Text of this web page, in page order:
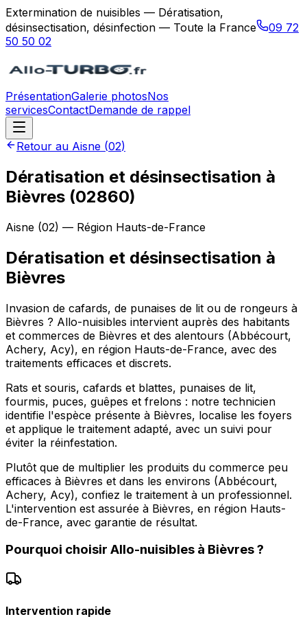
Extermination de nuisibles — Dératisation,
désinsectisation, désinfection — Toute la France
09 72
50 50 02
PrésentationGalerie photosNos
servicesContactDemande de rappel
Retour au Aisne (02)
Dératisation et désinsectisation à
Bièvres (02860)
Aisne (02) — Région Hauts-de-France
Dératisation et désinsectisation à
Bièvres
Invasion de cafards, de punaises de lit ou de rongeurs à
Bièvres ? Allo-nuisibles intervient auprès des habitants
et commerces de Bièvres et des alentours (Abbécourt,
Achery, Acy), en région Hauts-de-France, avec des
traitements efficaces et discrets.
Rats et souris, cafards et blattes, punaises de lit,
fourmis, puces, guêpes et frelons : notre technicien
identifie l'espèce présente à Bièvres, localise les foyers
et applique le traitement adapté, avec un suivi pour
éviter la réinfestation.
Plutôt que de multiplier les produits du commerce peu
efficaces à Bièvres et dans les environs (Abbécourt,
Achery, Acy), confiez le traitement à un professionnel.
L'intervention est assurée à Bièvres, en région Hauts-
de-France, avec garantie de résultat.
Pourquoi choisir Allo-nuisibles à Bièvres?
Intervention rapide